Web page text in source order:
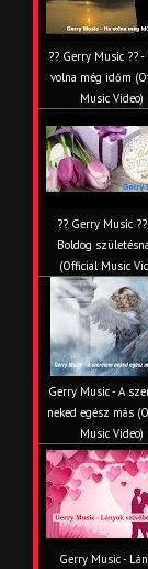
?? Gerry Music ?? -
volna még időm
Music Video)
?? Gerry Music ??
Boldog
(Official Music
Gerry Music - A
neked egész más
Music Video)
Gerry Music -